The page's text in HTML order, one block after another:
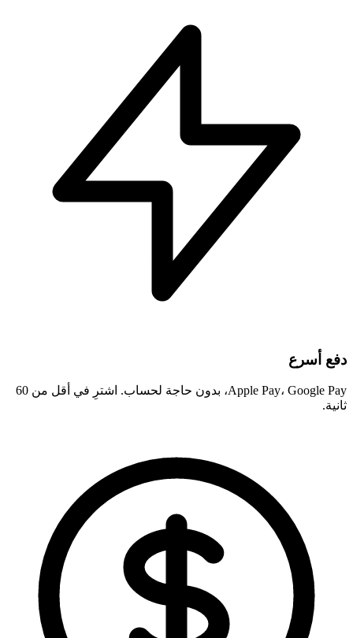
دفع أسرع
Apple Pay، Google Pay، بدون حاجة لحساب. اشترِ في أقل من 60
ثانية.